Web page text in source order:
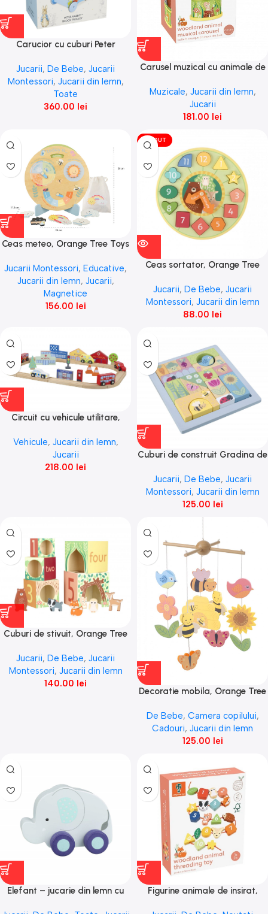
Carucior cu cuburi Peter
Jucarii, De Bebe, Jucarii
Montessori, Jucarii din lemn,
Toate
360.00 lei
Carusel muzical cu animale de
Muzicale, Jucarii din lemn,
Jucarii
181.00 lei
Ceas meteo, Orange Tree Toys
Jucarii Montessori, Educative,
Jucarii din lemn, Jucarii,
Magnetice
156.00 lei
VÎNDUT
Ceas sortator, Orange Tree
Jucarii, De Bebe, Jucarii
Montessori, Jucarii din lemn
88.00 lei
Circuit cu vehicule utilitare,
Vehicule, Jucarii din lemn,
Jucarii
218.00 lei
Cuburi de construit Gradina de
Jucarii, De Bebe, Jucarii
Montessori, Jucarii din lemn
125.00 lei
Cuburi de stivuit, Orange Tree
Jucarii, De Bebe, Jucarii
Montessori, Jucarii din lemn
140.00 lei
Decoratie mobila, Orange Tree
De Bebe, Camera copilului,
Cadouri, Jucarii din lemn
125.00 lei
Elefant – jucarie din lemn cu
Figurine animale de insirat,